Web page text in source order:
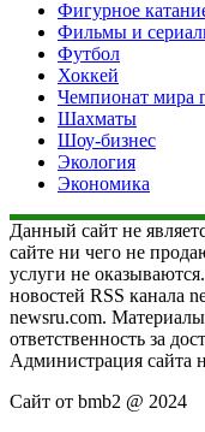
Фигурное
Фильмы и
Футбол
Хоккей
Чемпионат мира
Шахматы
Шоу-бизнес
Экология
Экономика
Данный сайт не
сайте ни чего не
услуги не
новостей RSS канала
newsru.com.
ответственность за
Администрация сайта
Сайт от bmb2 @ 2024